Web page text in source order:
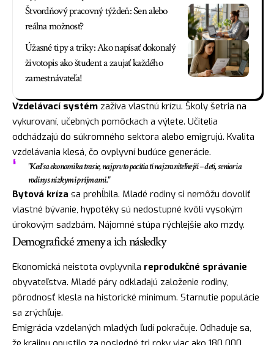
Štvordňový pracovný týždeň: Sen alebo
reálna možnosť?
Úžasné tipy a triky: Ako napísať dokonalý
životopis ako študent a zaujať každého
zamestnávateľa!
Vzdelávací systém zažíva vlastnú krízu. Školy šetria na
vykurovaní, učebných pomôckach a výlete. Učitelia
odchádzajú do súkromného sektora alebo emigrujú. Kvalita
vzdelávania klesá, čo ovplyvní budúce generácie.
"Keď sa ekonomika trasie, najprv to pocítia tí najzraniteľnejší – deti, seniori a
rodiny s nízkymi príjmami."
Bytová kríza sa prehĺbila. Mladé rodiny si nemôžu dovoliť
vlastné bývanie, hypotéky sú nedostupné kvôli vysokým
úrokovým sadzbám. Nájomné stúpa rýchlejšie ako mzdy.
Demografické zmeny a ich následky
Ekonomická neistota ovplyvnila reprodukčné správanie
obyvateľstva. Mladé páry odkladajú založenie rodiny,
pôrodnosť klesla na historické minimum. Starnutie populácie
sa zrýchľuje.
Emigrácia vzdelaných mladých ľudí pokračuje. Odhaduje sa,